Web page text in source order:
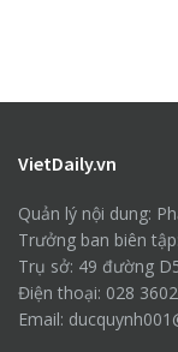
VietDaily.vn
Quản lý nội dung:
Trưởng ban biên
Trụ sở: 49 đường
Điện thoại: 028
Email: